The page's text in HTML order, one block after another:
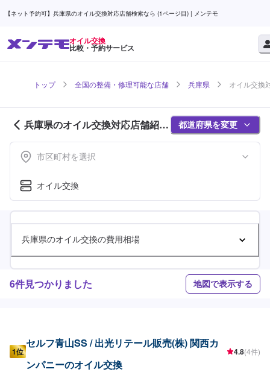
【ネット予約可】兵庫県のオイル交換対応店舗検索なら (1ページ目) | メンテモ
オイル交換
比較・予約サービス
トップ 全国の整備・修理可能な店舗 兵庫県 オイル交換
兵庫県のオイル交換対応店舗紹介
(1ページ目)
都道府県を変更
市区町村を選択
オイル交換
兵庫県のオイル交換の費用相場
6件見つかりました 地図で表示する
1位
セルフ青山SS / 出光リテール販売(株) 関西カ
ンパニーのオイル交換
4.8(4件)